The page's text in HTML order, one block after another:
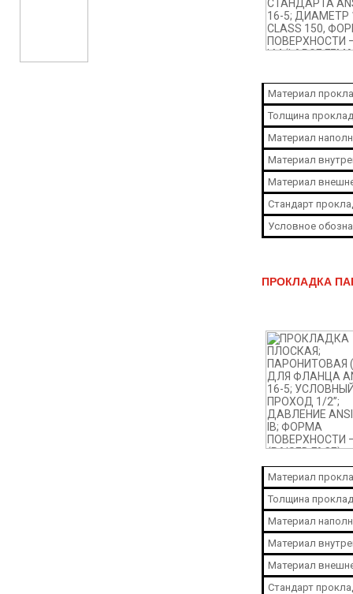
Материал
Толщина
Материал
Материал
Материал
Стандарт
Условное
ПРОКЛАДКА
Материал
Толщина
Материал
Материал
Материал
Стандарт